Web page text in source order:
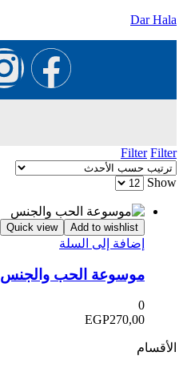
Dar Hala
Filter Filter
Show
Add to wishlist
Quick view
إضافة إلى السلة
موسوعة الحب والجنس
0
EGP270,00
الأقسام